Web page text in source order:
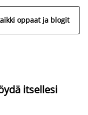
oppaat ja blogit
itsellesi